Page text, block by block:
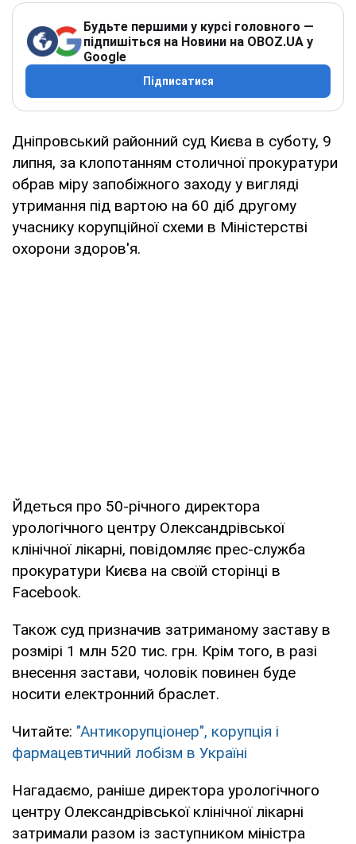
Будьте першими у курсі головного —
підпишіться на Новини на OBOZ.UA у
Google
Підписатися
Дніпровський районний суд Києва в суботу, 9
липня, за клопотанням столичної прокуратури
обрав міру запобіжного заходу у вигляді
утримання під вартою на 60 діб другому
учаснику корупційної схеми в Міністерстві
охорони здоров'я.
Йдеться про 50-річного директора
урологічного центру Олександрівської
клінічної лікарні, повідомляє прес-служба
прокуратури Києва на своїй сторінці в
Facebook.
Також суд призначив затриманому заставу в
розмірі 1 млн 520 тис. грн. Крім того, в разі
внесення застави, чоловік повинен буде
носити електронний браслет.
Читайте: "Антикорупціонер", корупція і
фармацевтичний лобізм в Україні
Нагадаємо, раніше директора урологічного
центру Олександрівської клінічної лікарні
затримали разом із заступником міністра